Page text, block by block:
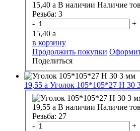
15,40 a В наличии Наличие
Резьба: 3
-
+
15,40 a
в корзину
Продолжить покупки
Поделиться
19,55 a Уголок 105*105*27 Н 30
19,55 a В наличии Наличие
Резьба: 27
-
+